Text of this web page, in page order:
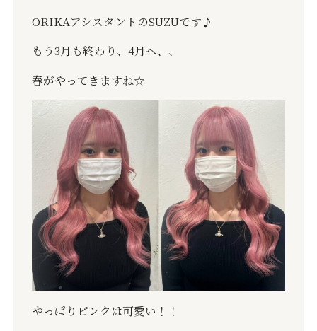
ORIKAアシスタントのSUZUです♪
もう3月も終わり、4月へ、、
春がやってきますね☆
やっぱりピンクは可愛い！！